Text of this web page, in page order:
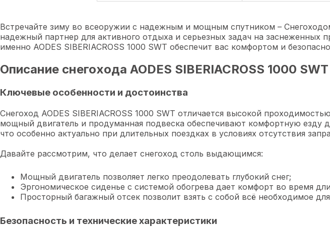
Встречайте зиму во всеоружии с надежным и мощным спутником –
надежный партнер для активного отдыха и серьезных задач на
именно AODES SIBERIACROSS 1000 SWT обеспечит вас комфортом и
Описание снегохода AODES SIBERIACROSS 1000
Ключевые особенности и достоинства
Снегоход AODES SIBERIACROSS 1000 SWT отличается высокой
мощный двигатель и продуманная подвеска обеспечивают комфортную
что особенно актуально при длительных поездках в условиях отсутствия
Давайте рассмотрим, что делает снегоход столь выдающимся:
Мощный двигатель позволяет легко преодолевать глубокий снег;
Эргономическое сиденье с системой обогрева дает комфорт во время
Просторный багажный отсек позволит взять с собой всё необходимое
Безопасность и технические характеристики